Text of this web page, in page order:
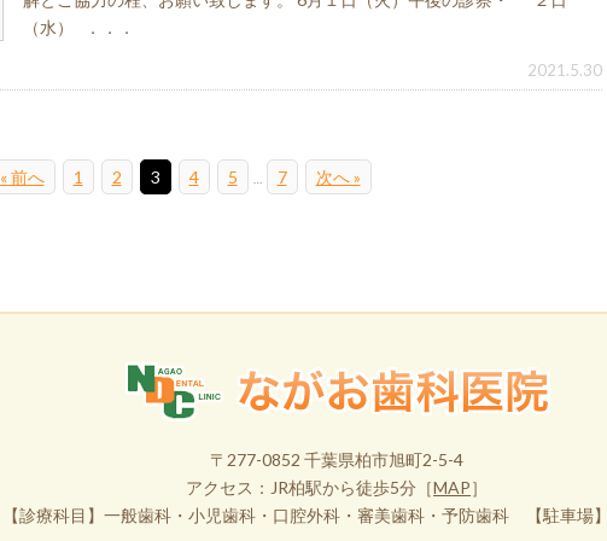
（水） ．．．
2021.5.30
« 前へ 1 2 3 4 5 7 次へ »
〒277-0852 千葉県柏市旭町2-5-4
アクセス：JR柏駅から徒歩5分［MAP］
【診療科目】一般歯科・小児歯科・口腔外科・審美歯科・予防歯科 【駐車場